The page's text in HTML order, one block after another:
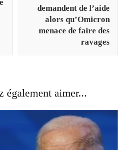
demandent de l’aide
alors qu’Omicron
menace de faire des
ravages
également aimer...